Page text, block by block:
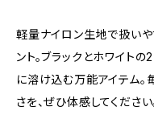
軽量ナイロン生地で扱いや
ント。ブラックとホワイト
に溶け込む万能アイテム
さを、ぜひ体感してください